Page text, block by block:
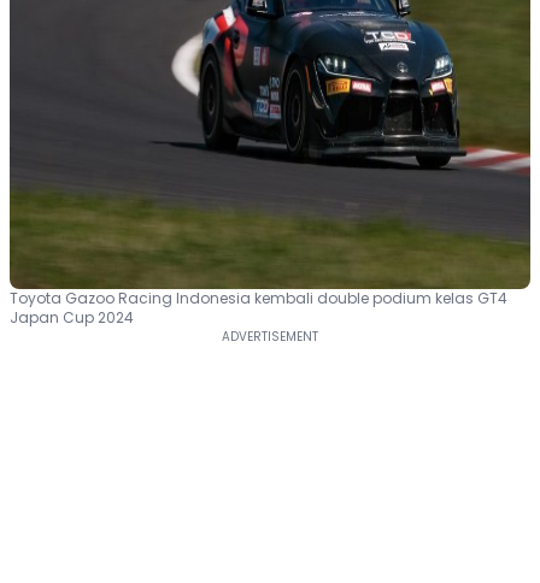
Toyota Gazoo Racing Indonesia kembali double podium kelas GT4
Japan Cup 2024